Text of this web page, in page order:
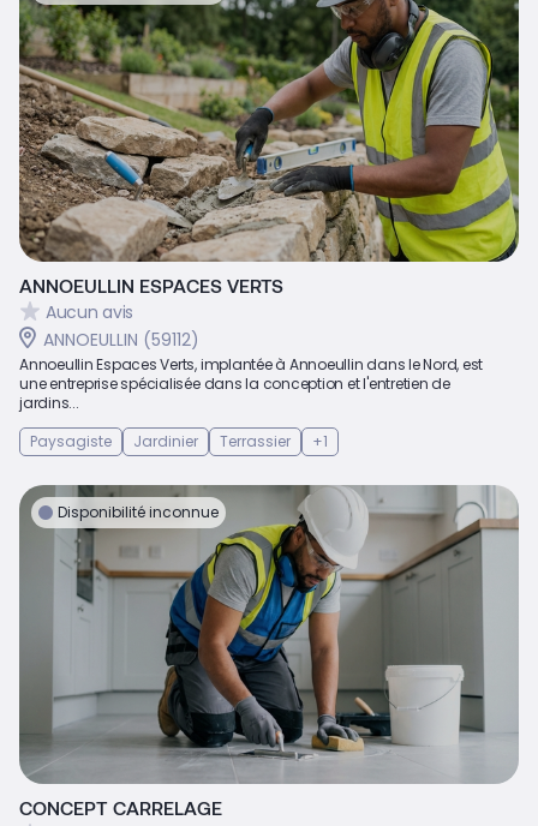
ANNOEULLIN ESPACES VERTS
Aucun avis
ANNOEULLIN (59112)
Annoeullin Espaces Verts, implantée à Annoeullin dans le Nord, est
une entreprise spécialisée dans la conception et l'entretien de
jardins...
Paysagiste
Jardinier Terrassier +1
Disponibilité inconnue
CONCEPT CARRELAGE